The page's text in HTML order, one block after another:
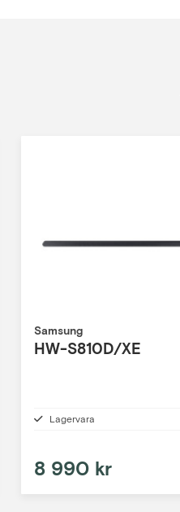
Samsung
HW-S810D/XE
Lagervara
8 990 kr